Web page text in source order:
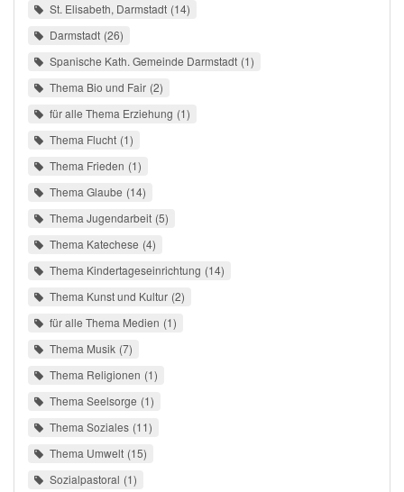
St. Elisabeth, Darmstadt 14
Darmstadt 26
Spanische Kath. Gemeinde Darmstadt 1
Thema Bio und Fair 2
für alle Thema Erziehung 1
Thema Flucht 1
Thema Frieden 1
Thema Glaube 14
Thema Jugendarbeit 5
Thema Katechese 4
Thema Kindertageseinrichtung 14
Thema Kunst und Kultur 2
für alle Thema Medien 1
Thema Musik 7
Thema Religionen 1
Thema Seelsorge 1
Thema Soziales 11
Thema Umwelt 15
Sozialpastoral 1